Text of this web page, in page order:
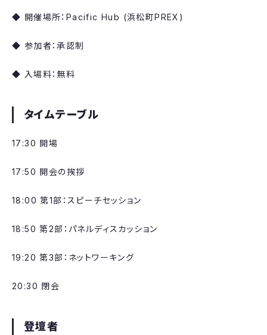
◆ 開催場所：Pacific Hub (浜松町PREX)
◆ 参加者：承認制
◆ 入場料：無料
タイムテーブル
​17:30 開場
​17:50 開会の挨拶
​18:00 第1部：スピーチセッション
​18:50 第2部：パネルディスカッション
​19:20 第3部：ネットワーキング
​20:30 閉会
登壇者